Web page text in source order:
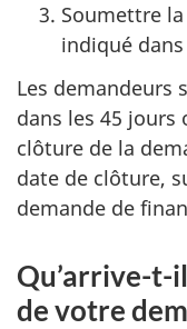
Soumettre
indiqué
Les demandeurs
dans les 45 jours
clôture de la
date de clôture,
demande de
Qu’arrive-t-
de votre